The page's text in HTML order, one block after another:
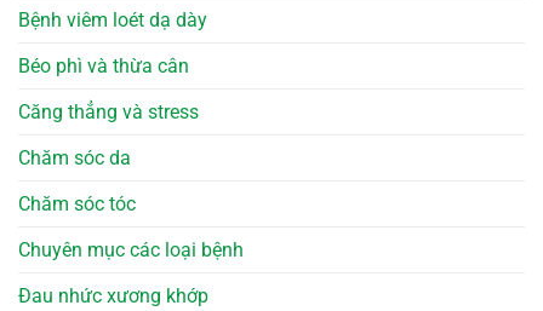
Bệnh viêm loét dạ dày
Béo phì và thừa cân
Căng thẳng và stress
Chăm sóc da
Chăm sóc tóc
Chuyên mục các loại bệnh
Đau nhức xương khớp